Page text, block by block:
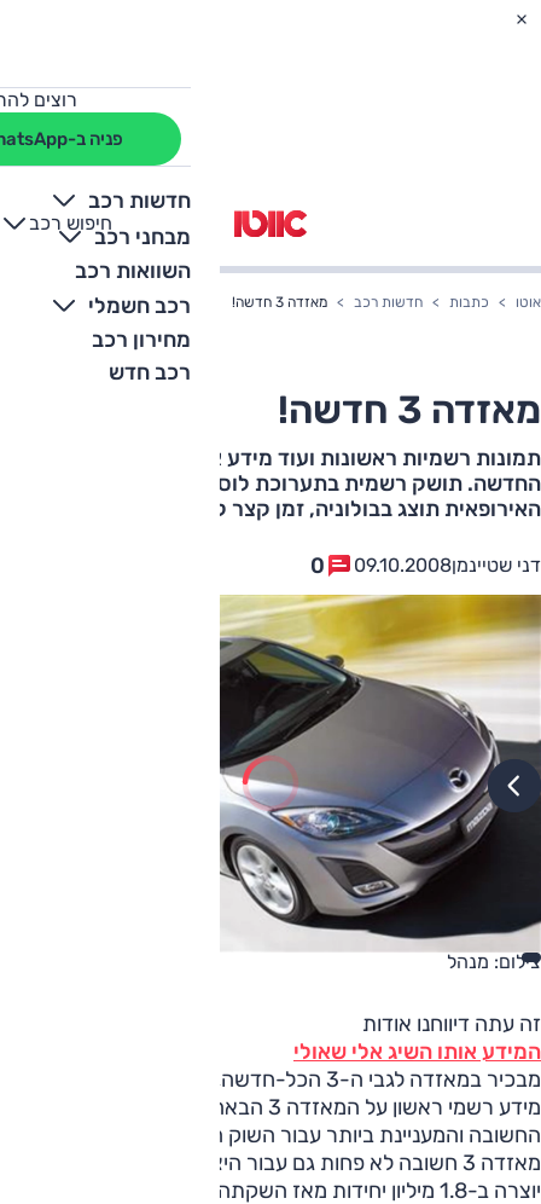
רוצים
פניה ב-WhatsApp
חדשות רכב
מבחני רכב
השוואות רכב
רכב חשמלי
מחירון רכב
רכב חדש
חיפוש רכב
+
-
אוטו כתבות חדשות רכב מאזדה 3 חדשה!
מאזדה 3 חדשה!
החדשה. תושק רשמית בתערוכת לוס אנג'לס, הגרסה
האירופאית תוצג בבולוניה, זמן קצר לאחר מכן
דני שטיינמן09.10.2008
0
צילום: מנהל
זה עתה דיווחנו אודות
המידע אותו השיג אלי שאולי
מבכיר במאזדה לגבי ה-3 הכל-חדשה, והנה מפרסמת מאזדה
מידע רשמי ראשון על המאזדה 3 הבאה, נכון להיום המכונית
החשובה והמעניינת ביותר עבור השוק הישראלי.